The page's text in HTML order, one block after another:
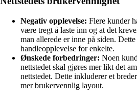
Negativ opplevelse: Flere kunder
være tregt å laste inn og at det
man allerede er inne på siden.
handleopplevelse for enkelte.
Ønskede forbedringer: Noen
nettstedet skal gjøres mer likt det
nettstedet. Dette inkluderer et
mer brukervennlig layout.